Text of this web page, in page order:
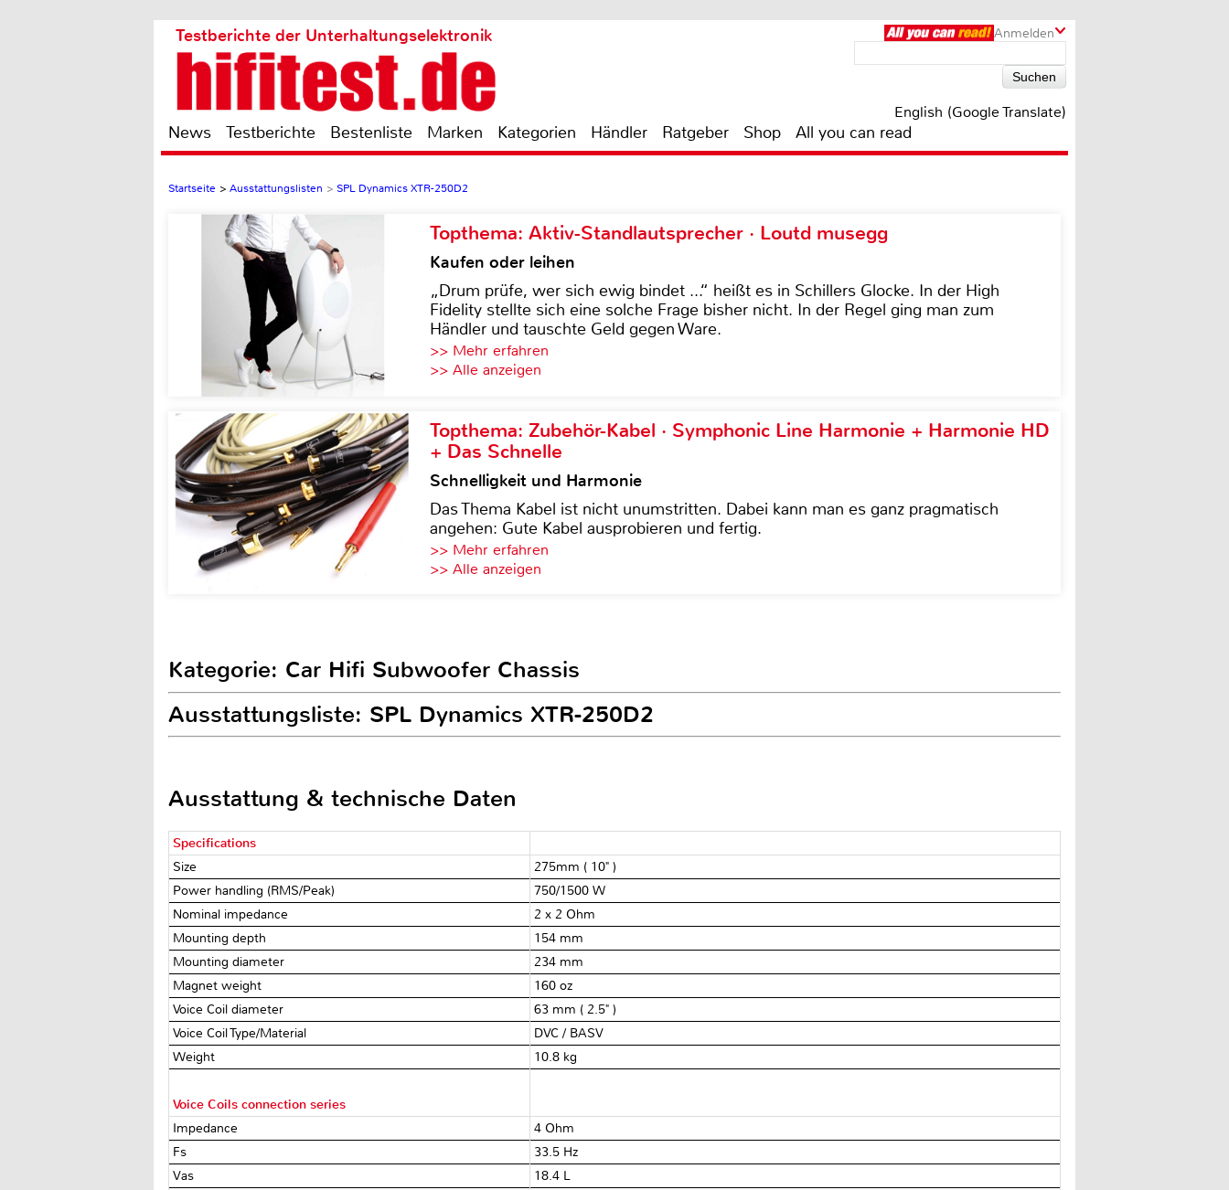
Anmelden
Testberichte der Unterhaltungselektronik
English (Google Translate)
News Testberichte Bestenliste Marken Kategorien Händler Ratgeber Shop All you can read
Startseite > Ausstattungslisten > SPL Dynamics XTR-250D2
Topthema: Aktiv-Standlautsprecher · Loutd musegg
Kaufen oder leihen
„Drum prüfe, wer sich ewig bindet ...“ heißt es in Schillers Glocke. In der High
Fidelity stellte sich eine solche Frage bisher nicht. In der Regel ging man zum
Händler und tauschte Geld gegen Ware.
>> Mehr erfahren
>> Alle anzeigen
Topthema: Zubehör-Kabel · Symphonic Line Harmonie + Harmonie HD
+ Das Schnelle
Schnelligkeit und Harmonie
Das Thema Kabel ist nicht unumstritten. Dabei kann man es ganz pragmatisch
angehen: Gute Kabel ausprobieren und fertig.
>> Mehr erfahren
>> Alle anzeigen
Kategorie: Car Hifi Subwoofer Chassis
Ausstattungsliste: SPL Dynamics XTR-250D2
Ausstattung & technische Daten
Specifications
Size
275mm ( 10" )
Power handling (RMS/Peak)
750/1500 W
Nominal impedance
2 x 2 Ohm
Mounting depth
154 mm
Mounting diameter
234 mm
Magnet weight
160 oz
Voice Coil diameter
63 mm ( 2.5" )
Voice Coil Type/Material
DVC / BASV
Weight
10.8 kg
Voice Coils connection series
Impedance
4 Ohm
Fs
33.5 Hz
Vas
18.4 L